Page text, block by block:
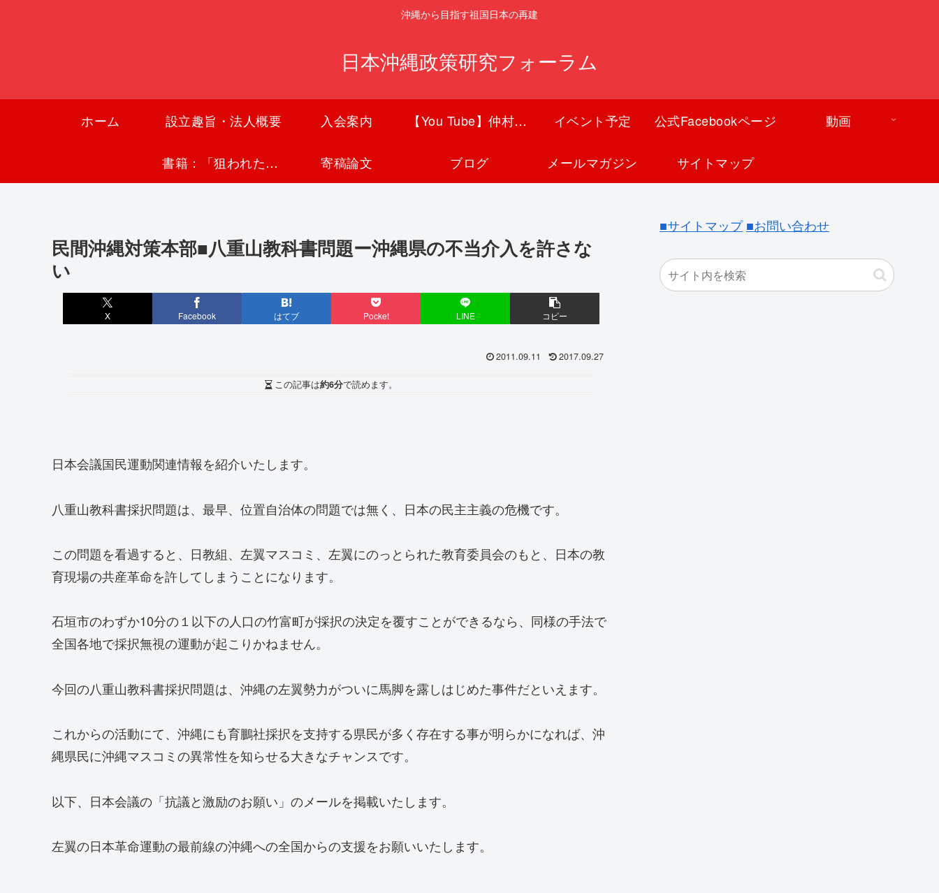
沖縄から目指す祖国日本の再建
日本沖縄政策研究フォーラム
ホーム 設立趣旨・法人概要 入会案内 【You Tube】仲村覚チャンネル イベント予定 公式Facebookページ 動画
書籍：「狙われた沖縄〜真実の沖縄史が日本を救う〜」 寄稿論文 ブログ メールマガジン サイトマップ
民間沖縄対策本部■八重山教科書問題ー沖縄県の不当介入を許さな
い
X Facebook はてブ Pocket LINE コピー
2011.09.11 2017.09.27
この記事は約6分で読めます。
日本会議国民運動関連情報を紹介いたします。
八重山教科書採択問題は、最早、位置自治体の問題では無く、日本の民主主義の危機です。
この問題を看過すると、日教組、左翼マスコミ、左翼にのっとられた教育委員会のもと、日本の教
育現場の共産革命を許してしまうことになります。
石垣市のわずか10分の１以下の人口の竹富町が採択の決定を覆すことができるなら、同様の手法で
全国各地で採択無視の運動が起こりかねません。
今回の八重山教科書採択問題は、沖縄の左翼勢力がついに馬脚を露しはじめた事件だといえます。
これからの活動にて、沖縄にも育鵬社採択を支持する県民が多く存在する事が明らかになれば、沖
縄県民に沖縄マスコミの異常性を知らせる大きなチャンスです。
以下、日本会議の「抗議と激励のお願い」のメールを掲載いたします。
左翼の日本革命運動の最前線の沖縄への全国からの支援をお願いいたします。
■サイトマップ ■お問い合わせ